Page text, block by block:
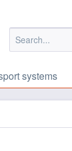
systems